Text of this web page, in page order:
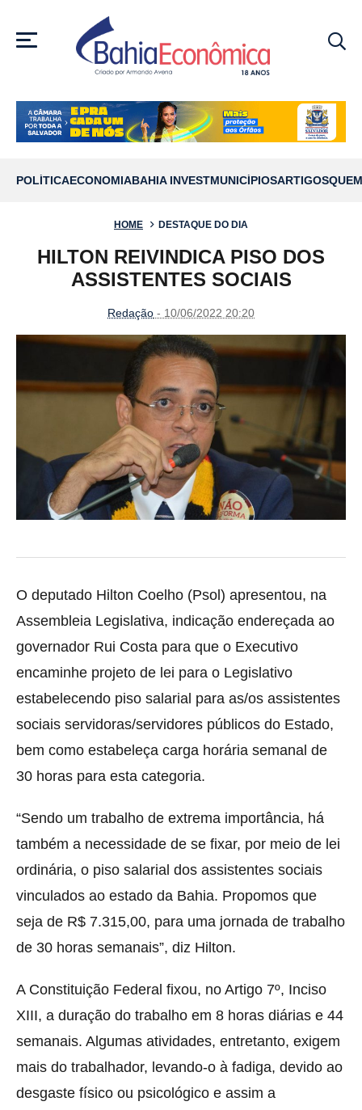
MENU
POLÍTICAECONOMIABAHIA INVESTMUNICÍPIOSARTIGOS
HOME DESTAQUE DO DIA
HILTON REIVINDICA PISO DOS
ASSISTENTES SOCIAIS
Redação - 10/06/2022 20:20
O deputado Hilton Coelho (Psol) apresentou, na
Assembleia Legislativa, indicação endereçada ao
governador Rui Costa para que o Executivo
encaminhe projeto de lei para o Legislativo
estabelecendo piso salarial para as/os assistentes
sociais servidoras/servidores públicos do Estado,
bem como estabeleça carga horária semanal de
30 horas para esta categoria.
“Sendo um trabalho de extrema importância, há
também a necessidade de se fixar, por meio de lei
ordinária, o piso salarial dos assistentes sociais
vinculados ao estado da Bahia. Propomos que
seja de R$ 7.315,00, para uma jornada de trabalho
de 30 horas semanais”, diz Hilton.
A Constituição Federal fixou, no Artigo 7º, Inciso
XIII, a duração do trabalho em 8 horas diárias e 44
semanais. Algumas atividades, entretanto, exigem
mais do trabalhador, levando-o à fadiga, devido ao
desgaste físico ou psicológico e assim a